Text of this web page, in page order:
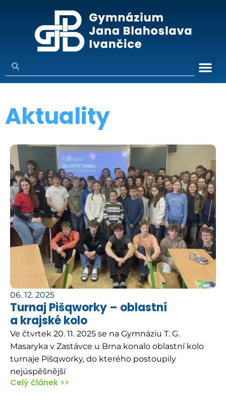
Aktuality
06. 12. 2025
Turnaj Pišqworky – oblastní
a krajské kolo
Ve čtvrtek 20. 11. 2025 se na Gymnáziu T. G.
Masaryka v Zastávce u Brna konalo oblastní kolo
turnaje Pišqworky, do kterého postoupily
nejúspěšnější
Celý článek >>